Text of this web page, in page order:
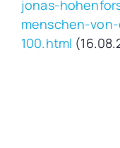
jonas-
menschen-
100.html